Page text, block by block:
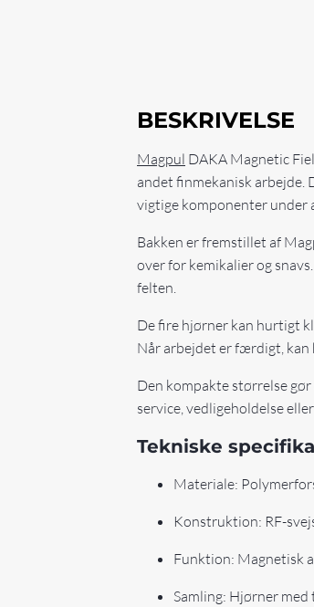
BESKRIVELSE
Magpul DAKA Magnetic
andet finmekanisk arbejde.
vigtige komponenter under
Bakken er fremstillet af
over for kemikalier og
felten.
De fire hjørner kan hurtigt
Når arbejdet er færdigt, kan
Den kompakte størrelse
service, vedligeholdelse
Tekniske
Materiale:
Konstruktion: RF-
Funktion: Magnetisk
Samling: Hjørner